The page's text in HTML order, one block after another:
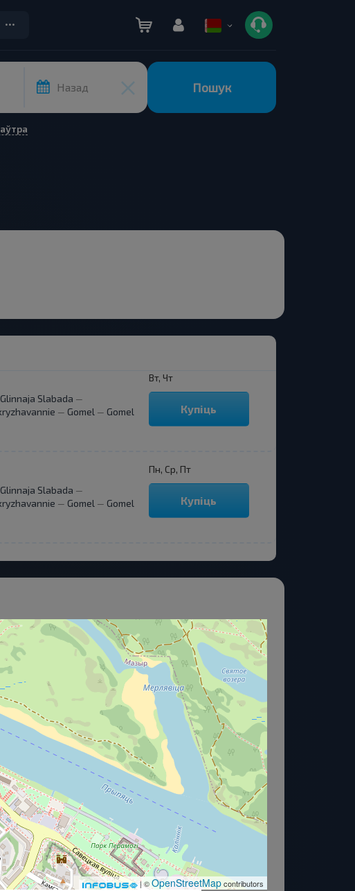
Назад Пошук
Glinnaja Slabada —
— Gomel — Gomel
Вт, Чт
Купіць
Glinnaja Slabada —
— Gomel — Gomel
Пн, Ср, Пт
Купіць
| ©OpenStreetMapcontributors
О нас
яны Прыняць, Прыняць